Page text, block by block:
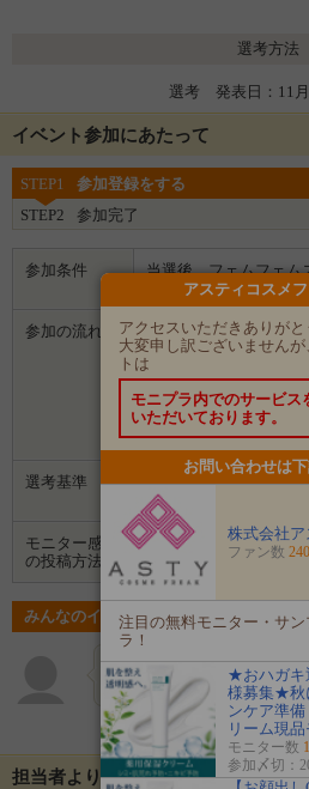
選考方法
選考 発表日：11
イベント参加にあたって
STEP1
参加登録をする
STEP2
参加完了
参加条件
当選後、フェムフェム
感想を写真込みで提出
参加の流れ
１．「参加する」ボタ
します。
２．募集期間の終了後
せがあります。
３．企業から商品など
４．試していただいた
て投稿してください。
選考基準
SNSで使用感や商品の
すく投稿されている方
モニター感想
の投稿方法
Instagram
みんなのイベントの意気込み
きいろいとり デリケートゾ
います！ InstagramやTw…
担当者よりメッセージ
アスティコスメ
アクセスいただきありがと
大変申し訳ございません
トは
モニプラ内でのサービス
いただいております。
お問い合わせは
株式会社ア
ファン数
注目の無料モニター・サ
ラ！
★おハガキ
様募集★秋
ンケア準
リーム現
モニター数
参加〆切：